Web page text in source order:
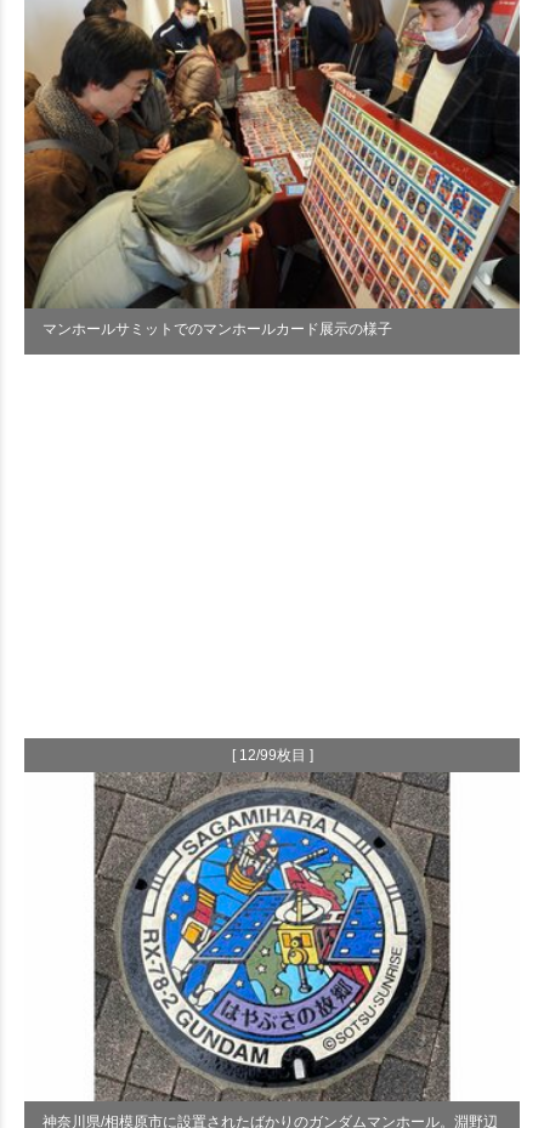
マンホールサミットでのマンホールカード展示の様子
[ 12/99枚目 ]
神奈川県/相模原市に設置されたばかりのガンダムマンホール。淵野辺